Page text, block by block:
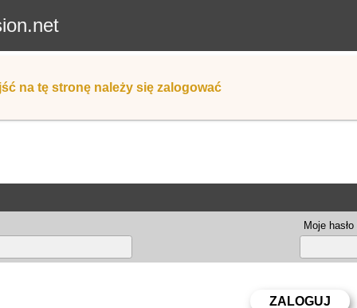
na tę stronę należy się zalogować
Moje hasło